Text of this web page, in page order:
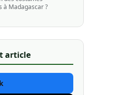
à Madagascar ?
article